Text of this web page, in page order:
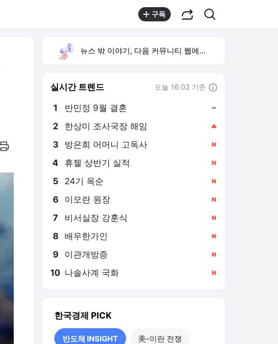
구독
뉴스 밖 이야기, 다음 커뮤니티 웹에서 보기
실시간 트렌드 오늘 16:02 기준
1 반민정 9월 결혼
2 한상미 조사국장 해임
4 휴젤 상반기 실적
5 24기 옥순
6 이모란 원장
7 비서실장 강훈식
8 배우한가인
9 이관개방증
10 나솔사계 국화
한국경제 PICK
반도체 INSIGHT 美-이란 전쟁